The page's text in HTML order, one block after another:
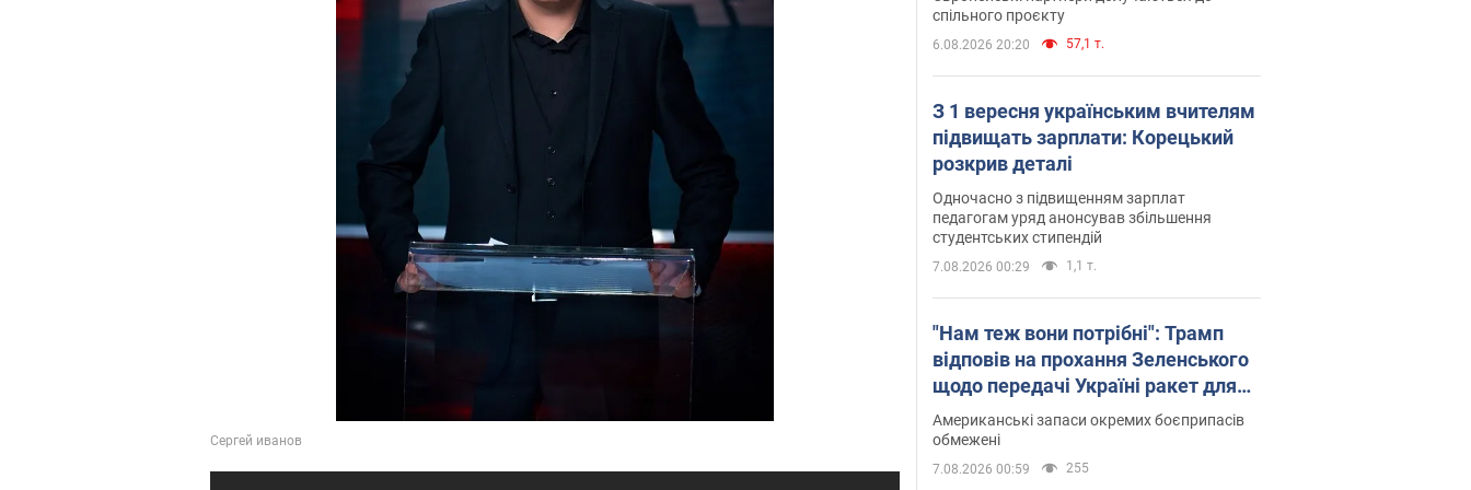
спільного проєкту
6.08.2026 20:20 57,1 т.
З 1 вересня українським вчителям
підвищать зарплати: Корецький
розкрив деталі
Одночасно з підвищенням зарплат
педагогам уряд анонсував збільшення
студентських стипендій
7.08.2026 00:29 1,1 т.
"Нам теж вони потрібні": Трамп
відповів на прохання Зеленського
щодо передачі Україні ракет для
Patriot
Американські запаси окремих боєприпасів
обмежені
7.08.2026 00:59 255